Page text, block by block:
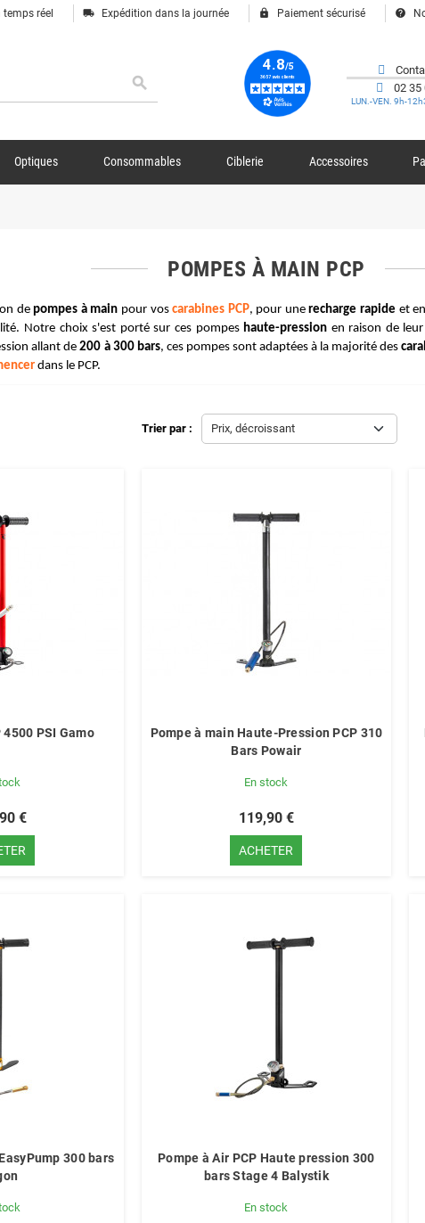
réel local_shipping Expédition dans la journée lock Paiement sécurisé help
search
02 35
LUN.-VEN. 9h-
Optiques Consommables Ciblerie Accessoires
POMPES À MAIN PCP
de pompes à main pour vos carabines PCP, pour une recharge rapide et
Notre choix s'est porté sur ces pompes haute-pression en raison de
allant de 200 à 300 bars, ces pompes sont adaptées à la majorité des
dans le PCP.
Trier par : Prix, décroissant
4500 PSI Gamo
€
Pompe à main Haute-Pression PCP 310
Bars Powair
En stock
119,90 €
ACHETER
300 bars
Pompe à Air PCP Haute pression 300
bars Stage 4 Balystik
En stock